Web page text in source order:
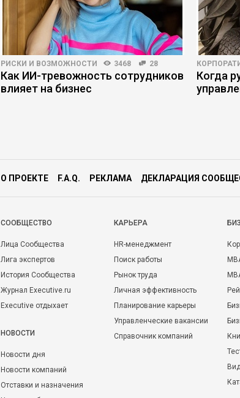
РИСКИ И ВОЗМОЖНОСТИ 3468 28
Как ИИ-тревожность сотрудников
влияет на бизнес
Когда
О ПРОЕКТЕ F.A.Q. РЕКЛАМА ДЕКЛАРАЦИЯ
CООБЩЕСТВО
Лица Сообщества
Лига экспертов
История Сообщества
Журнал Executive.ru
Executive отдыхает
НОВОСТИ
Новости дня
Новости компаний
Отставки и назначения
КАРЬЕРА
HR-менеджмент
Поиск работы
Рынок труда
Личная эффективность
Планирование карьеры
Управленческие вакансии
Справочник компаний